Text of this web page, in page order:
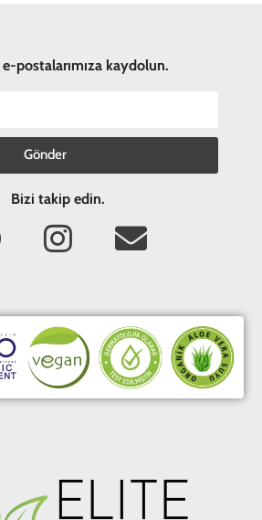
postalarımıza kaydolun.
Gönder
Bizi takip edin.